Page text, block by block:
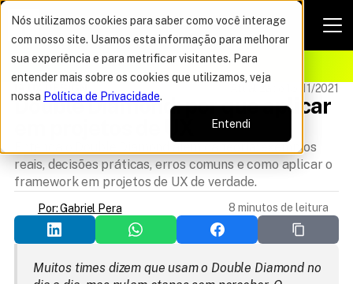
Nós utilizamos cookies para saber como você interage
com nosso site. Usamos esta informação para melhorar
sua experiência e para metrificar visitantes. Para
entender mais sobre os cookies que utilizamos, veja
nossa Política de Privacidade.
Entendi
OFERTA DO ANO VAGAS POR TEMPO LIMITADO
Atualizado 15/11/2021
Double Diamond: por que aplicar
Entenda o Double Diamond além da teoria: exemplos
reais, decisões práticas, erros comuns e como aplicar o
framework em projetos de UX de verdade.
Por: Gabriel Pera 8 minutos de leitura
Muitos times dizem que usam o Double Diamond no